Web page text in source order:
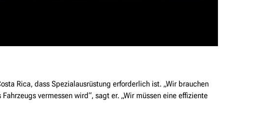
Rica, dass Spezialausrüstung erforderlich ist. „Wir brauchen
vermessen wird“, sagt er. „Wir müssen eine effiziente